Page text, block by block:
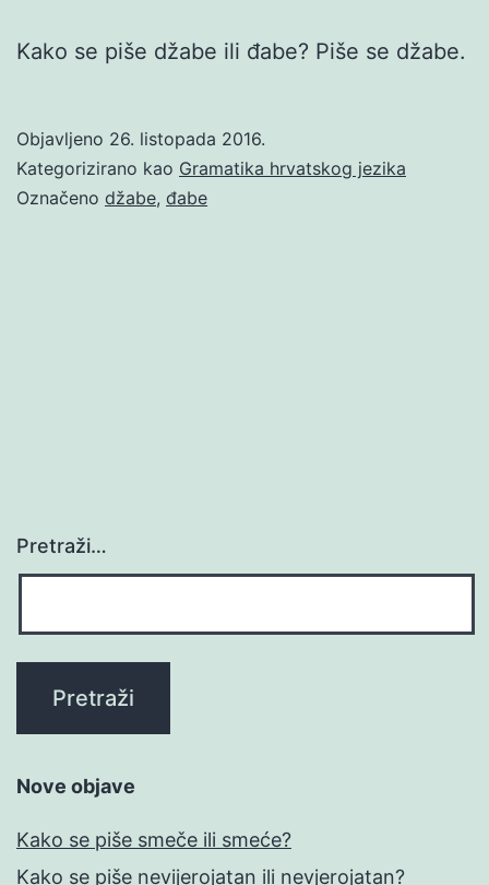
Kako se piše džabe ili đabe? Piše se džabe.
Objavljeno 26. listopada 2016.
Kategorizirano kao Gramatika hrvatskog jezika
Označeno džabe, đabe
Pretraži…
Nove objave
Kako se piše smeče ili smeće?
Kako se piše nevijerojatan ili nevjerojatan?